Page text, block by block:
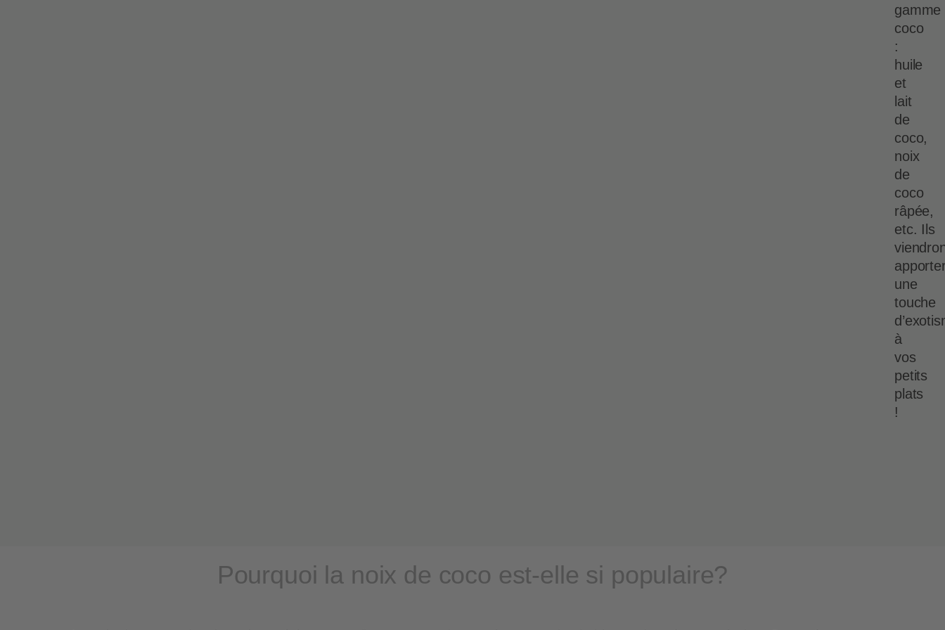
gamme
coco
:
huile
et
lait
de
coco,
noix
de
coco
râpée,
etc. Ils
une
touche
à
vos
petits
plats
!
Pourquoi la noix de coco est-elle si populaire?